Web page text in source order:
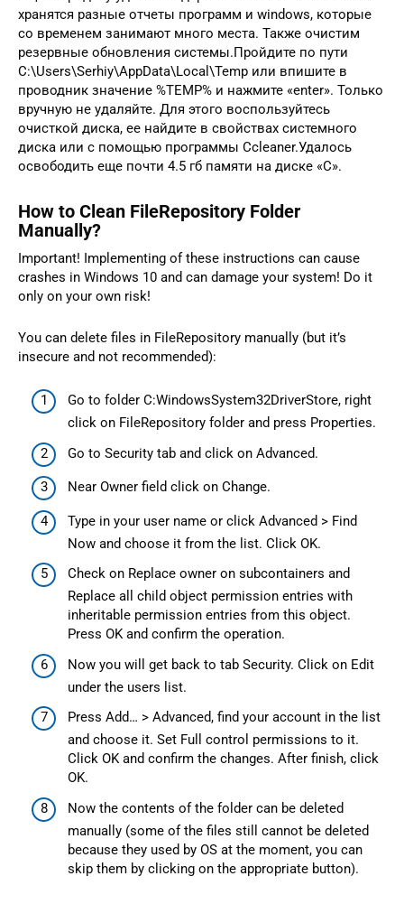
хранятся разные отчеты программ и windows, которые
со временем занимают много места. Также очистим
резервные обновления системы.Пройдите по пути
C:\Users\Serhiy\AppData\Local\Temp или впишите в
проводник значение %TEMP% и нажмите «enter». Только
вручную не удаляйте. Для этого воспользуйтесь
очисткой диска, ее найдите в свойствах системного
диска или с помощью программы Ccleaner.Удалось
освободить еще почти 4.5 гб памяти на диске «C».
How to Clean FileRepository Folder
Manually?
Important! Implementing of these instructions can cause
crashes in Windows 10 and can damage your system! Do it
only on your own risk!
You can delete files in FileRepository manually (but it’s
insecure and not recommended):
Go to folder C:WindowsSystem32DriverStore, right
click on FileRepository folder and press Properties.
Go to Security tab and click on Advanced.
Near Owner field click on Change.
Type in your user name or click Advanced > Find
Now and choose it from the list. Click ОK.
Check on Replace owner on subcontainers and
Replace all child object permission entries with
inheritable permission entries from this object.
Press OK and confirm the operation.
Now you will get back to tab Security. Click on Edit
under the users list.
Press Add… > Advanced, find your account in the list
and choose it. Set Full control permissions to it.
Click ОK and confirm the changes. After finish, click
OK.
Now the contents of the folder can be deleted
manually (some of the files still cannot be deleted
because they used by OS at the moment, you can
skip them by clicking on the appropriate button).